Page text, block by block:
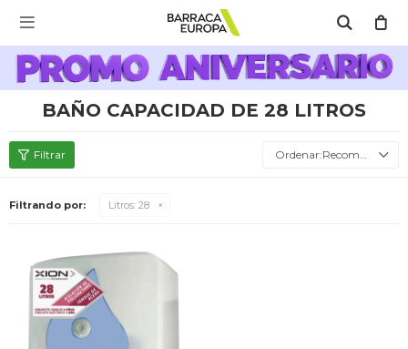

BAÑO CAPACIDAD DE 28 LITROS
Recomendados
Filtrando por: Litros: 28
MI CUENTA
Catálogo Escríbenos Aquí!! Promo Aniversario
Cocina
Refrigeración
Lavado